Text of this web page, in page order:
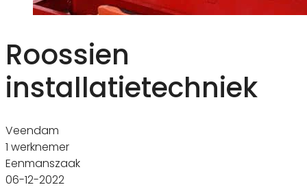
Roossien
installatietechniek
Veendam
1 werknemer
Eenmanszaak
06-12-2022